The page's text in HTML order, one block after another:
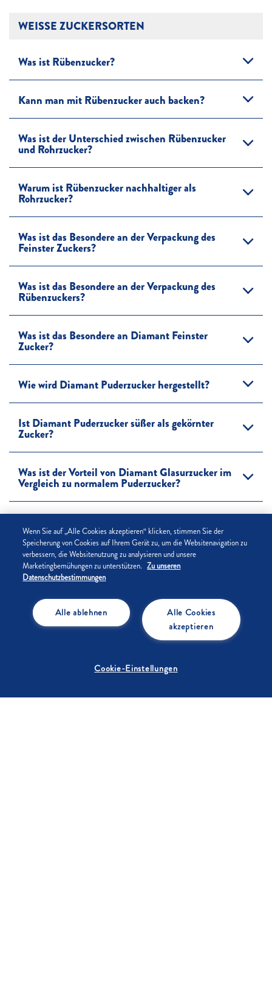
WEISSE ZUCKERSORTEN
Was ist Rübenzucker?
Kann man mit Rübenzucker auch backen?
Was ist der Unterschied zwischen Rübenzucker
und Rohrzucker?
Warum ist Rübenzucker nachhaltiger als
Rohrzucker?
Was ist das Besondere an der Verpackung des
Feinster Zuckers?
Was ist das Besondere an der Verpackung des
Rübenzuckers?
Was ist das Besondere an Diamant Feinster
Zucker?
Wie wird Diamant Puderzucker hergestellt?
Ist Diamant Puderzucker süßer als gekörnter
Zucker?
Was ist der Vorteil von Diamant Glasurzucker im
Vergleich zu normalem Puderzucker?
Wie wird der Kölner Zuckerhut hergestellt? Wieso
hat er diese besondere Form?
Wie wird Diamant Würfelzucker hergestellt?
Der Würfelzucker ist doch eigentlich gar kein
Gibt es Diamant Zierschnee noch?
Wenn Sie auf „Alle Cookies akzeptieren“ klicken, stimmen Sie der
Speicherung von Cookies auf Ihrem Gerät zu, um die Websitenavigation zu
verbessern, die Websitenutzung zu analysieren und unsere
Marketingbemühungen zu unterstützen. Zu unseren
Datenschutzbestimmungen
Alle Cookies
akzeptieren
Alle ablehnen
Cookie-Einstellungen